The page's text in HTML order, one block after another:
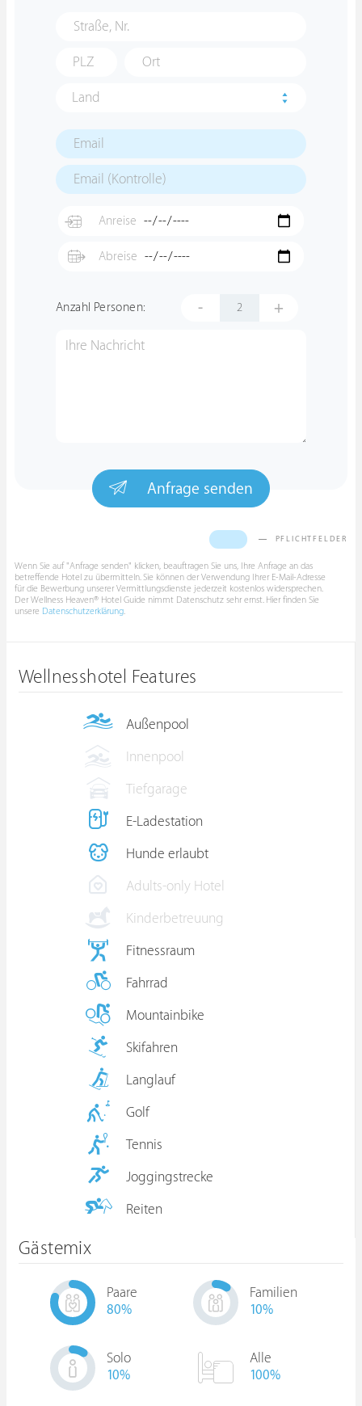
Land
Anzahl Personen: - +
Anfrage senden
PFLICHTFELDER
Wenn Sie auf "Anfrage senden" klicken, beauftragen Sie uns, Ihre Anfrage an das
betreffende Hotel zu übermitteln. Sie können der Verwendung Ihrer E-Mail-Adresse
für die Bewerbung unserer Vermittlungsdienste jederzeit kostenlos widersprechen.
Der Wellness Heaven® Hotel Guide nimmt Datenschutz sehr ernst. Hier finden Sie
unsere Datenschutzerklärung.
Wellnesshotel Features
Außenpool
Innenpool
Tiefgarage
E-Ladestation
Hunde erlaubt
Adults-only Hotel
Kinderbetreuung
Fitnessraum
Fahrrad
Mountainbike
Skifahren
Langlauf
Golf
Tennis
Joggingstrecke
Reiten
Gästemix
Paare
80%
Familien
10%
Solo
10%
Alle
100%